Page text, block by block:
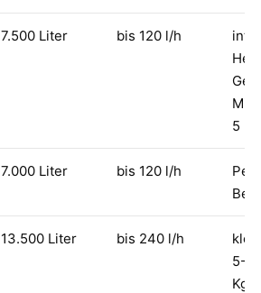
7.500 Liter bis 120 l/h
5
7.000 Liter bis 120 l/h
13.500 Liter bis 240 l/h
5-15
Kg/